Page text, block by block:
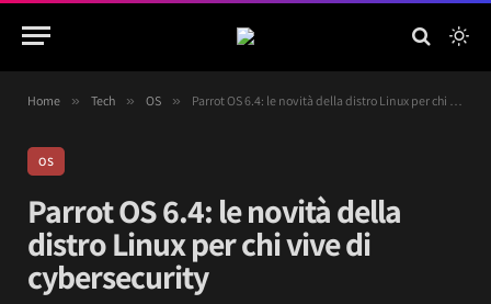
Home » Tech » OS » Parrot OS 6.4: le novità della distro Linux per chi vive di cybersecurity
OS
Parrot OS 6.4: le novità della
distro Linux per chi vive di
cybersecurity